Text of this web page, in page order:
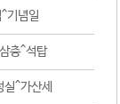
기념일
층^석탑
^가산세